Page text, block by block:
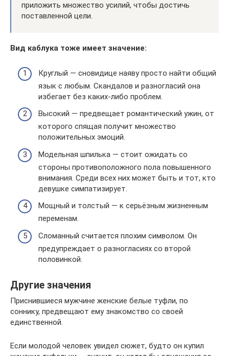
приложить множество усилий, чтобы достичь
поставленной цели.
Вид каблука тоже имеет значение:
Круглый — сновидице наяву просто найти общий
язык с любым. Скандалов и разногласий она
избегает без каких-либо проблем.
Высокий — предвещает романтический ужин, от
которого спящая получит множество
положительных эмоций.
Модельная шпилька — стоит ожидать со
стороны противоположного пола повышенного
внимания. Среди всех них может быть и тот, кто
девушке симпатизирует.
Мощный и толстый — к серьёзным жизненным
переменам.
Сломанный считается плохим символом. Он
предупреждает о разногласиях со второй
половинкой.
Другие значения
Приснившиеся мужчине женские белые туфли, по
соннику, предвещают ему знакомство со своей
единственной.
Если молодой человек увидел сюжет, будто он купил